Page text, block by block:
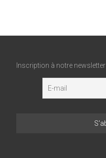
Inscription à notre newsletter